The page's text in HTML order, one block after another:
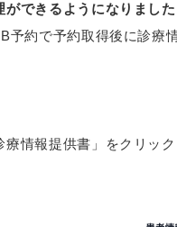
できるようになりました
約で予約取得後に診療
情報提供書」をクリック